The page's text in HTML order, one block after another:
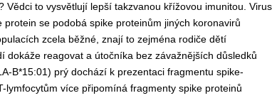
to vysvětlují lepší takzvanou křížovou imunitou. Virus
se podobá spike proteinům jiných koronavirů
zcela běžné, znají to zejména rodiče dětí
reagovat a útočníka bez závažnějších důsledků
B*15:01) prý dochází k prezentaci fragmentu spike-
lymfocytům více připomíná fragmenty spike proteinů